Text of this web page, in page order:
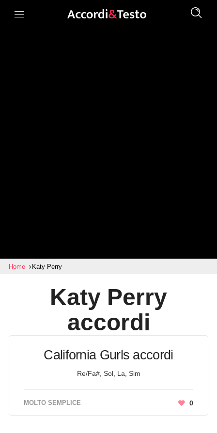
Home Katy Perry
Katy Perry
accordi
California Gurls accordi
Re/Fa#, Sol, La, Sim
MOLTO SEMPLICE 0